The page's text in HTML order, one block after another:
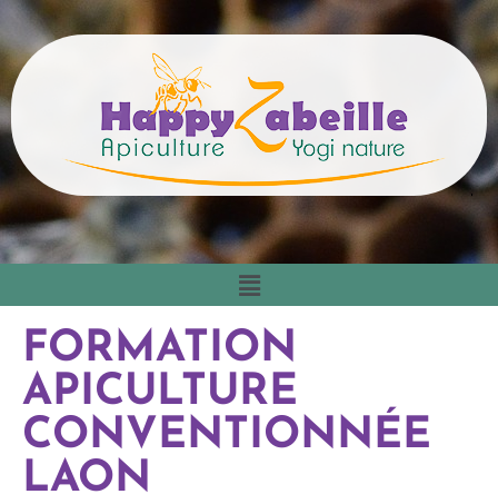
FORMATION
APICULTURE
CONVENTIONNÉE
LAON